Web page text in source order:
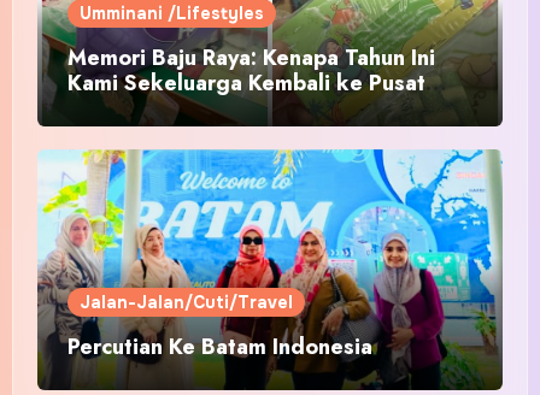
Umminani /Lifestyles
Memori Baju Raya: Kenapa Tahun Ini
Kami Sekeluarga Kembali ke Pusat
Pakaian Hari-Hari?
Jalan-Jalan/Cuti/Travel
Percutian Ke Batam Indonesia